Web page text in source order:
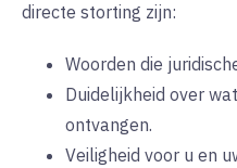
directe storting zijn:
Woorden die
Duidelijkheid over
ontvangen.
Veiligheid voor u en